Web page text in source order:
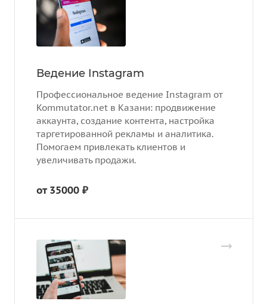
Ведение Instagram
Профессиональное ведение Instagram от
Kommutator.net в Казани: продвижение
аккаунта, создание контента, настройка
таргетированной рекламы и аналитика.
Помогаем привлекать клиентов и
увеличивать продажи.
от 35000 ₽